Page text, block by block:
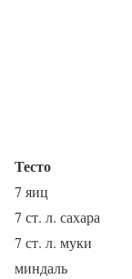
Тесто
7 яиц
7 ст. л. сахара
7 ст. л. муки
миндаль